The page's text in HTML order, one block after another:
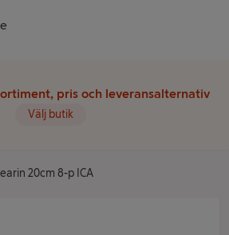
pris och leveransalternativ
Välj butik
20cm 8-p ICA